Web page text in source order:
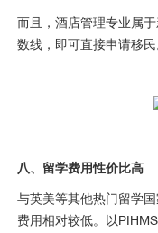
而且，酒店管理专业属
数线，即可直接申请移民
八、留学费用性价比高
与英美等其他热门留学
费用相对较低。以